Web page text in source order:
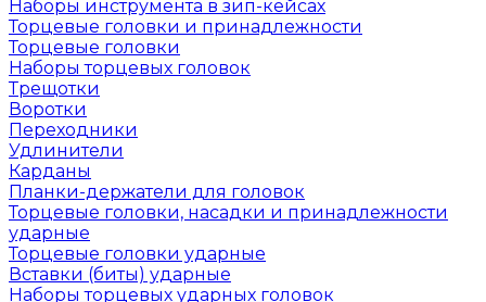
Наборы инструмента в зип-кейсах
Торцевые головки и принадлежности
Торцевые головки
Наборы торцевых головок
Трещотки
Воротки
Переходники
Удлинители
Карданы
Планки-держатели для головок
Торцевые головки, насадки и принадлежности
ударные
Торцевые головки ударные
Вставки (биты) ударные
Наборы торцевых ударных головок